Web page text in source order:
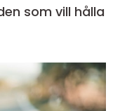
som vill hålla